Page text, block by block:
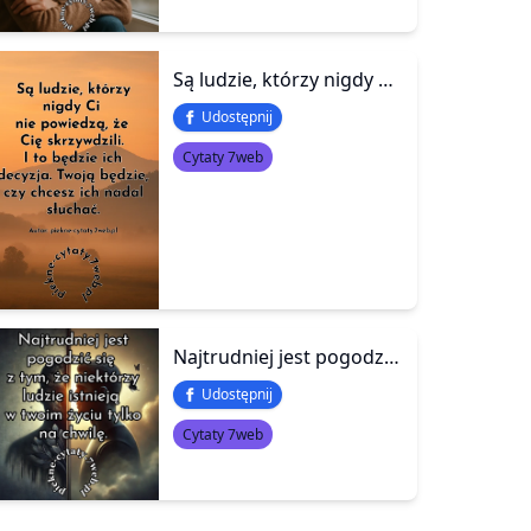
Są ludzie, którzy nigdy nie powiedzą, że Cię skrzywdzili. I to będzie ich decyzja. Twoją będzie, czy chcesz ich nadal słuchać
Udostępnij
Cytaty 7web
Najtrudniej jest pogodzić się z tym, że niektórzy ludzie istnieją w Twoim życiu tylko na chwilę.
Udostępnij
Cytaty 7web